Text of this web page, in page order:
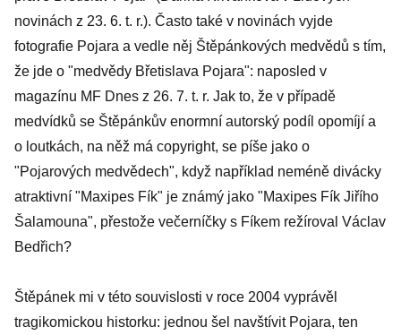
novinách z 23. 6. t. r.). Často také v novinách vyjde
fotografie Pojara a vedle něj Štěpánkových medvědů s tím,
že jde o "medvědy Břetislava Pojara": naposled v
magazínu MF Dnes z 26. 7. t. r. Jak to, že v případě
medvídků se Štěpánkův enormní autorský podíl opomíjí a
o loutkách, na něž má copyright, se píše jako o
"Pojarových medvědech", když například neméně divácky
atraktivní "Maxipes Fík" je známý jako "Maxipes Fík Jiřího
Šalamouna", přestože večerníčky s Fíkem režíroval Václav
Bedřich?
Štěpánek mi v této souvislosti v roce 2004 vyprávěl
tragikomickou historku: jednou šel navštívit Pojara, ten